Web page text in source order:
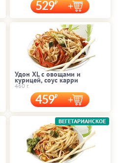
529
Удон XL с овощами и
курицей, соус карри
460 г.
459
ВЕГЕТАРИАНСКОЕ